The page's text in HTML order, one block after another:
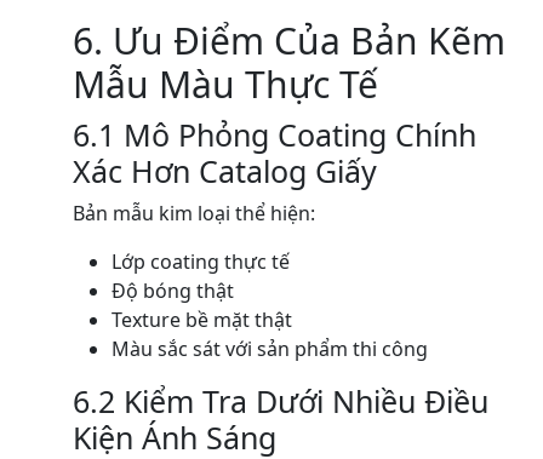
6. Ưu Điểm Của Bản Kẽm
Mẫu Màu Thực Tế
6.1 Mô Phỏng Coating Chính
Xác Hơn Catalog Giấy
Bản mẫu kim loại thể hiện:
Lớp coating thực tế
Độ bóng thật
Texture bề mặt thật
Màu sắc sát với sản phẩm thi công
6.2 Kiểm Tra Dưới Nhiều Điều
Kiện Ánh Sáng